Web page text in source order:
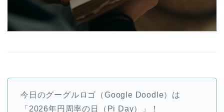
今日のグーグルロゴ（Google Doodle）は
「2026年円周率の日（Pi Day）」！